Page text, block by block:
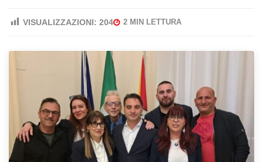
VISUALIZZAZIONI: 204 2 MIN LETTURA